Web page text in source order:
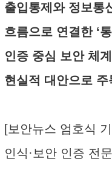
출입통제와 정보통
흐름으로 연결한 ‘
인증 중심 보안 체
현실적 대안으로 주
[보안뉴스 엄호식
인식·보안 인증 전